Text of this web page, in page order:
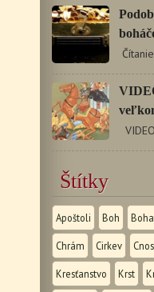
Štítky
Apoštoli Boh
Chrám Cirkev
Kresťanstvo Krst